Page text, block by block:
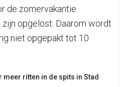
de zomervakantie
opgelost. Daarom wordt
niet opgepakt tot 10
meer ritten in de spits in Stad